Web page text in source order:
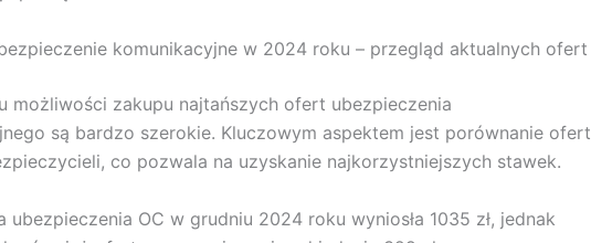
komunikacyjne w 2024 roku – przegląd aktualnych ofert
możliwości zakupu najtańszych ofert ubezpieczenia
są bardzo szerokie. Kluczowym aspektem jest porównanie ofert
co pozwala na uzyskanie najkorzystniejszych stawek.
ubezpieczenia OC w grudniu 2024 roku wyniosła 1035 zł, jednak